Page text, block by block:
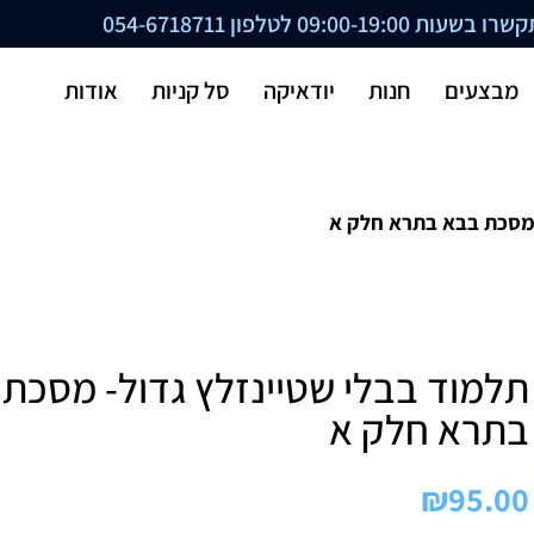
09:00-19:00 לטלפון 054-6718711
מבצעים חנות יודאיקה סל קניות אודות
מסכת בבא בתרא חלק א
תלמוד בבלי שטיינזלץ גדול-
בתרא חלק א
₪95.00